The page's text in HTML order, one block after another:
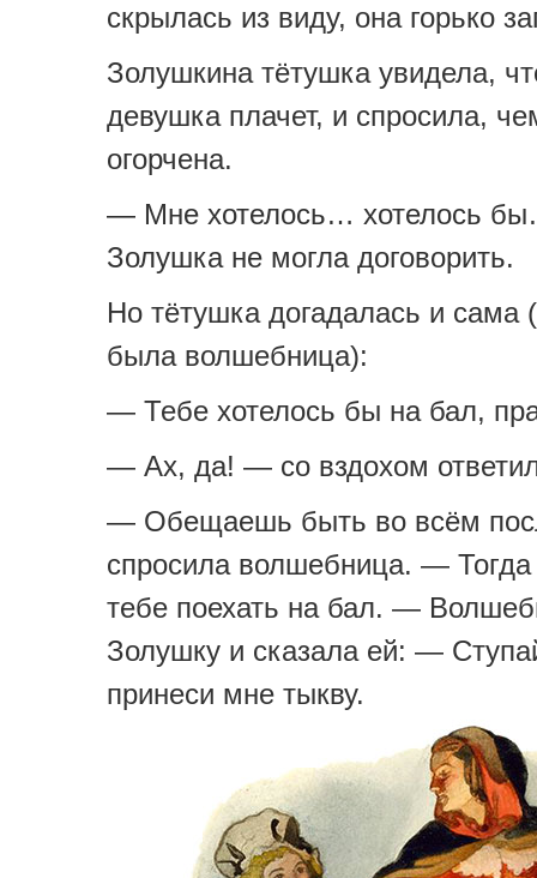
скрылась из виду, она горько
Золушкина тётушка увидела,
девушка плачет, и спросила,
огорчена.
— Мне хотелось… хотелось
Золушка не могла договорить.
Но тётушка догадалась и сама
была волшебница):
— Тебе хотелось бы на бал,
— Ах, да! — со вздохом
— Обещаешь быть во всём
спросила волшебница. — Тогда
тебе поехать на бал. —
Золушку и сказала ей: —
принеси мне тыкву.